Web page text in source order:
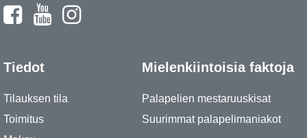
Tiedot
Tilauksen tila
Toimitus
Mielenkiintoisia faktoja
Palapelien mestaruuskisat
Suurimmat palapelimaniakot